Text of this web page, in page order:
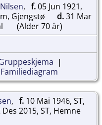
, f.05 Jun 1921,
Gjengstø
d.31 Mar
(Alder 70 år)
|
Familiediagram
, f. 10 Mai 1946, ST,
Des 2015, ST, Hemne